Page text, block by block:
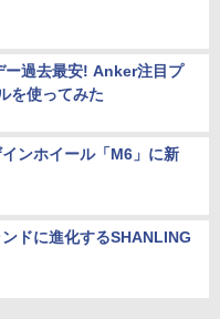
過去最安! Anker注目プ
を使ってみた
ンホイール「M6」に新
ドに進化するSHANLING